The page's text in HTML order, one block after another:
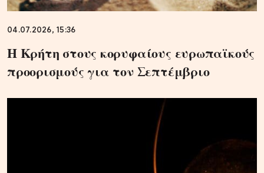
04.07.2026, 15:36
Η Κρήτη στους κορυφαίους ευρωπαϊκούς
προορισμούς για τον Σεπτέμβριο